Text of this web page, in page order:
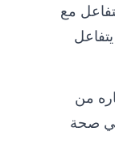
مع
من
صحة